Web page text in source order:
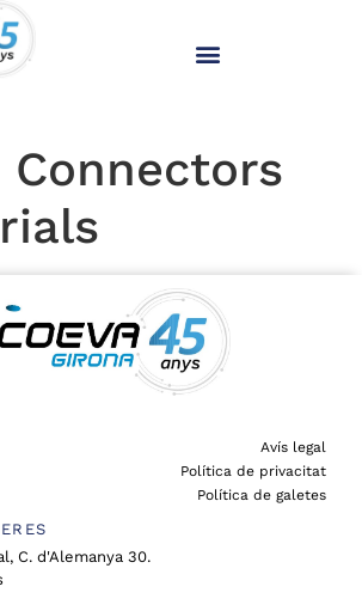
Avís legal
Política de privacitat
Política de galetes
C. d'Alemanya 30.